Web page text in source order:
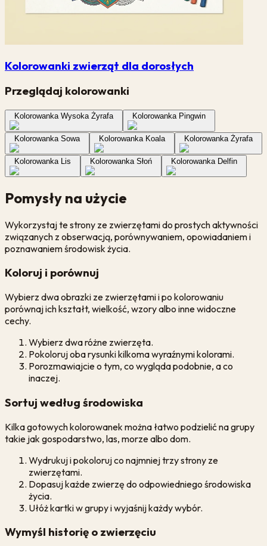
Kolorowanki zwierząt dla dorosłych
Przeglądaj kolorowanki
Kolorowanka Wysoka Żyrafa Kolorowanka Pingwin
Kolorowanka Sowa Kolorowanka Koala Kolorowanka Żyrafa
Kolorowanka Lis Kolorowanka Słoń Kolorowanka Delfin
Pomysły na użycie
Wykorzystaj te strony ze zwierzętami do prostych aktywności
związanych z obserwacją, porównywaniem, opowiadaniem i
poznawaniem środowisk życia.
Koloruj i porównuj
Wybierz dwa obrazki ze zwierzętami i po kolorowaniu
porównaj ich kształt, wielkość, wzory albo inne widoczne
cechy.
Wybierz dwa różne zwierzęta.
Pokoloruj oba rysunki kilkoma wyraźnymi kolorami.
Porozmawiajcie o tym, co wygląda podobnie, a co
inaczej.
Sortuj według środowiska
Kilka gotowych kolorowanek można łatwo podzielić na grupy
takie jak gospodarstwo, las, morze albo dom.
Wydrukuj i pokoloruj co najmniej trzy strony ze
zwierzętami.
Dopasuj każde zwierzę do odpowiedniego środowiska
życia.
Ułóż kartki w grupy i wyjaśnij każdy wybór.
Wymyśl historię o zwierzęciu